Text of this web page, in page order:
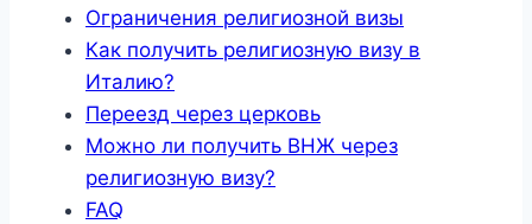
Ограничения религиозной визы
Как получить религиозную визу в
Италию?
Переезд через церковь
Можно ли получить ВНЖ через
религиозную визу?
FAQ